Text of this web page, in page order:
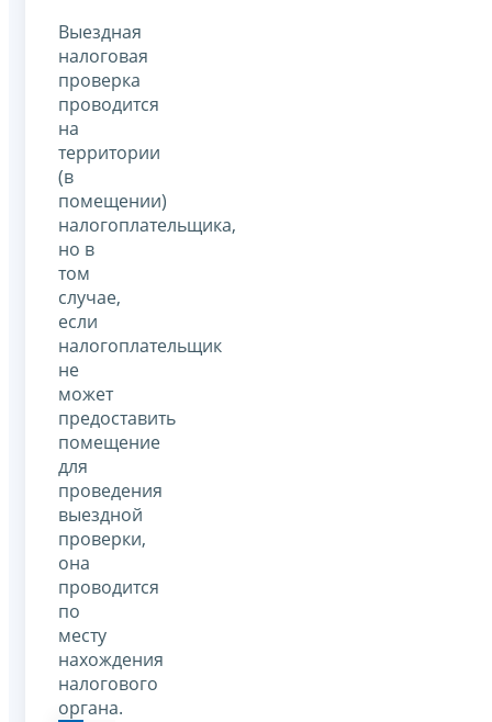
Выездная
налоговая
проверка
проводится
на
территории
(в
помещении)
налогоплательщика,
но в
том
случае,
если
налогоплательщик
не
может
предоставить
помещение
для
проведения
выездной
проверки,
она
проводится
по
месту
нахождения
налогового
органа.